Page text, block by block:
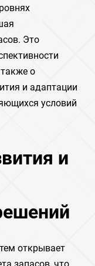
Это
о
и адаптации
условий
и
открывает